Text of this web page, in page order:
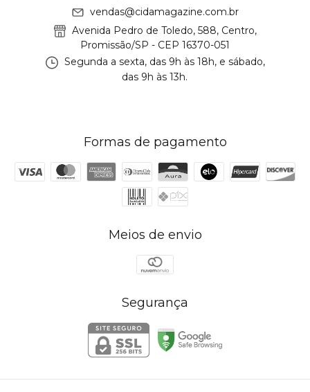
vendas@cidamagazine.com.br
Avenida Pedro de Toledo, 588, Centro,
Promissão/SP - CEP 16370-051
Segunda a sexta, das 9h às 18h, e sábado,
das 9h às 13h.
Formas de pagamento
Meios de envio
Segurança